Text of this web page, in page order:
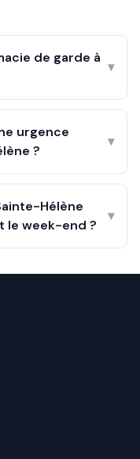
de garde à
▾
urgence
?
▾
Hélène
le week-end ?
▾